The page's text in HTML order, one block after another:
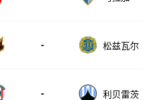
- 松兹瓦尔
- 利贝雷茨